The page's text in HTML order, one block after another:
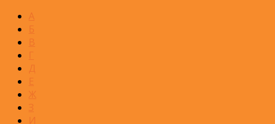
А
Б
В
Г
Д
Е
Ж
З
И